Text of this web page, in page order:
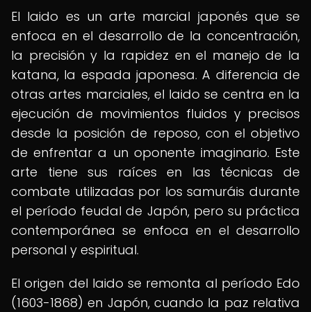
El Iaido es un arte marcial japonés que se
enfoca en el desarrollo de la concentración,
la precisión y la rapidez en el manejo de la
katana, la espada japonesa. A diferencia de
otras artes marciales, el Iaido se centra en la
ejecución de movimientos fluidos y precisos
desde la posición de reposo, con el objetivo
de enfrentar a un oponente imaginario. Este
arte tiene sus raíces en las técnicas de
combate utilizadas por los samuráis durante
el período feudal de Japón, pero su práctica
contemporánea se enfoca en el desarrollo
personal y espiritual.
El origen del Iaido se remonta al período Edo
(1603-1868) en Japón, cuando la paz relativa